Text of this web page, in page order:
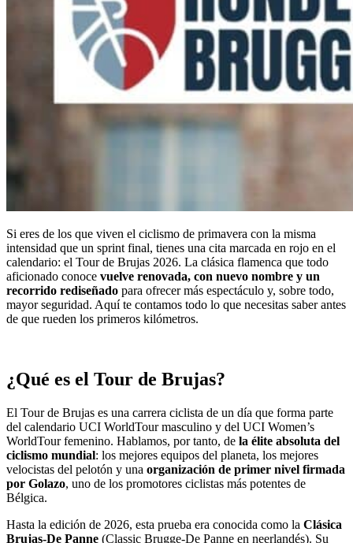
Si eres de los que viven el ciclismo de primavera con la misma
intensidad que un sprint final, tienes una cita marcada en rojo en el
calendario: el Tour de Brujas 2026. La clásica flamenca que todo
aficionado conoce vuelve renovada, con nuevo nombre y un
recorrido rediseñado para ofrecer más espectáculo y, sobre todo,
mayor seguridad. Aquí te contamos todo lo que necesitas saber antes
de que rueden los primeros kilómetros.
¿Qué es el Tour de Brujas?
El Tour de Brujas es una carrera ciclista de un día que forma parte
del calendario UCI WorldTour masculino y del UCI Women’s
WorldTour femenino. Hablamos, por tanto, de la élite absoluta del
ciclismo mundial: los mejores equipos del planeta, los mejores
velocistas del pelotón y una organización de primer nivel firmada
por Golazo, uno de los promotores ciclistas más potentes de
Bélgica.
Hasta la edición de 2026, esta prueba era conocida como la Clásica
Brujas-De Panne (Classic Brugge-De Panne en neerlandés). Su